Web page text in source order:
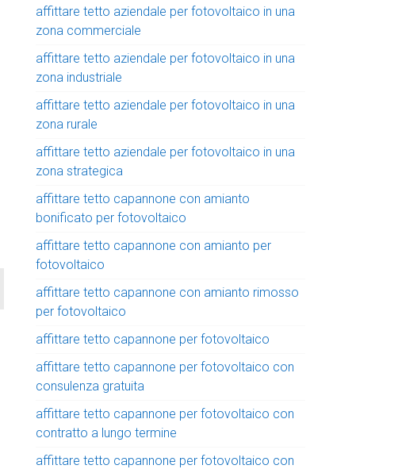
affittare tetto aziendale per fotovoltaico in una
zona commerciale
affittare tetto aziendale per fotovoltaico in una
zona industriale
affittare tetto aziendale per fotovoltaico in una
zona rurale
affittare tetto aziendale per fotovoltaico in una
zona strategica
affittare tetto capannone con amianto
bonificato per fotovoltaico
affittare tetto capannone con amianto per
fotovoltaico
affittare tetto capannone con amianto rimosso
per fotovoltaico
affittare tetto capannone per fotovoltaico
affittare tetto capannone per fotovoltaico con
consulenza gratuita
affittare tetto capannone per fotovoltaico con
contratto a lungo termine
affittare tetto capannone per fotovoltaico con